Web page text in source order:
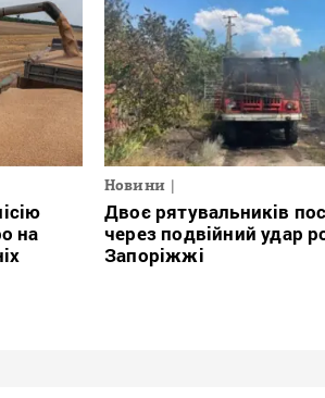
на
Новини
Двоє рятувальників
через подвійний удар
Запоріжжі